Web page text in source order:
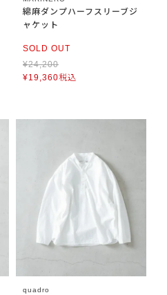
綿麻ダンプハーフスリーブジ
ャケット
SOLD OUT
¥24,200
¥19,360税込
quadro